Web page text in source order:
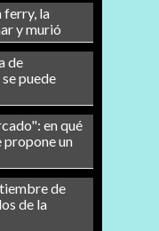
ferry, la
y murió
de
puede
en qué
propone un
de
de la